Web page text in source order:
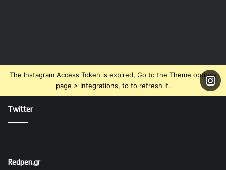
The Instagram Access Token is expired, Go to the Theme options
page > Integrations, to to refresh it.
Twitter
Redpen.gr